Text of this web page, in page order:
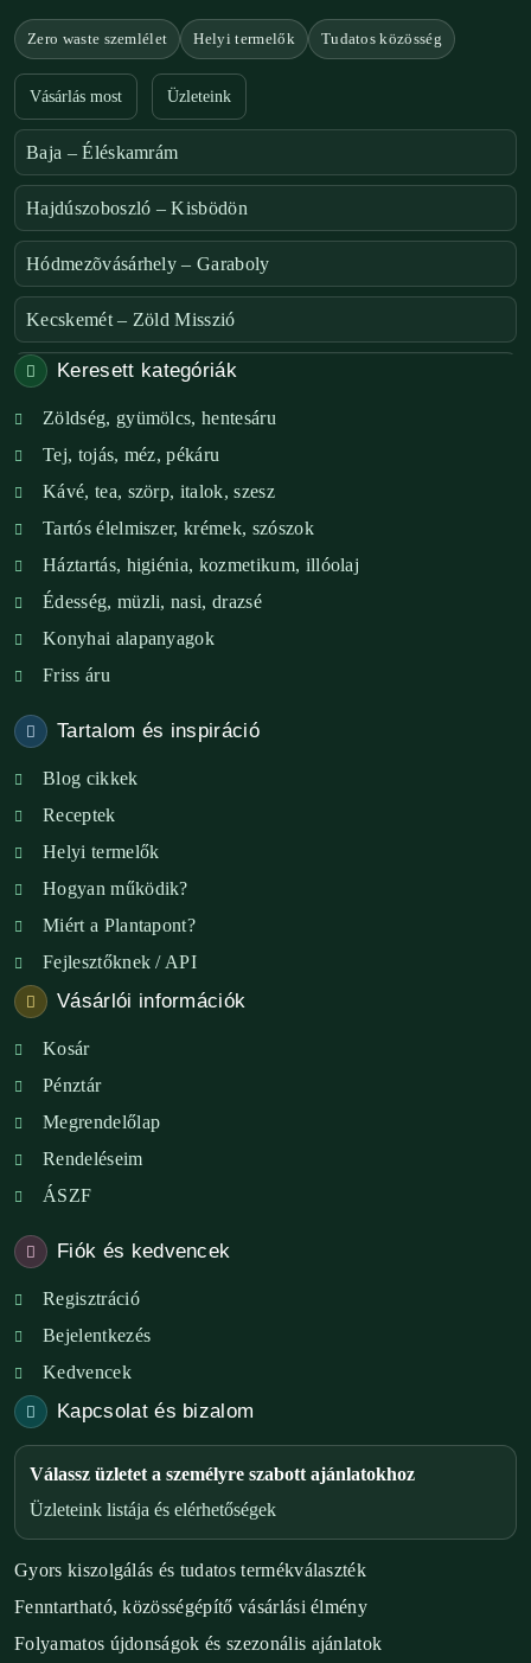
Zero waste szemlélet Helyi termelők Tudatos közösség
Vásárlás most Üzleteink
Baja – Éléskamrám
Hajdúszoboszló – Kisbödön
Hódmezõvásárhely – Garaboly
Kecskemét – Zöld Misszió
Székesfehérvár – Zöld Sarok
Verőce – Miegymás
XI. ker. – Lemérem
XIX. ker. – Boldog Föld
XVIII. ker. – Eni Mag-ház
XXIII. ker. – Panelpék
Keresett kategóriák
Zöldség, gyümölcs, hentesáru
Tej, tojás, méz, pékáru
Kávé, tea, szörp, italok, szesz
Tartós élelmiszer, krémek, szószok
Háztartás, higiénia, kozmetikum, illóolaj
Édesség, müzli, nasi, drazsé
Konyhai alapanyagok
Friss áru
Tartalom és inspiráció
Blog cikkek
Receptek
Helyi termelők
Hogyan működik?
Miért a Plantapont?
Fejlesztőknek / API
Vásárlói információk
Kosár
Pénztár
Megrendelőlap
Rendeléseim
ÁSZF
Fiók és kedvencek
Regisztráció
Bejelentkezés
Kedvencek
Kapcsolat és bizalom
Válassz üzletet a személyre szabott ajánlatokhoz
Üzleteink listája és elérhetőségek
Gyors kiszolgálás és tudatos termékválaszték
Fenntartható, közösségépítő vásárlási élmény
Folyamatos újdonságok és szezonális ajánlatok